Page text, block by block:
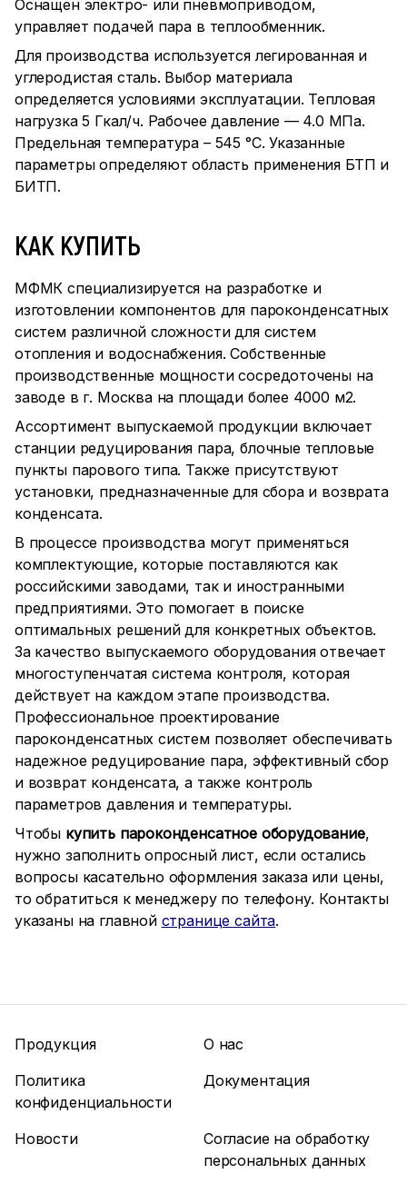
Оснащен электро- или пневмоприводом,
управляет подачей пара в теплообменник.
Для производства используется легированная и
углеродистая сталь. Выбор материала
определяется условиями эксплуатации. Тепловая
нагрузка 5 Гкал/ч. Рабочее давление — 4.0 МПа.
Предельная температура – 545 °С. Указанные
параметры определяют область применения БТП и
БИТП.
КАК КУПИТЬ
МФМК специализируется на разработке и
изготовлении компонентов для пароконденсатных
систем различной сложности для систем
отопления и водоснабжения. Собственные
производственные мощности сосредоточены на
заводе в г. Москва на площади более 4000 м2.
Ассортимент выпускаемой продукции включает
станции редуцирования пара, блочные тепловые
пункты парового типа. Также присутствуют
установки, предназначенные для сбора и возврата
конденсата.
В процессе производства могут применяться
комплектующие, которые поставляются как
российскими заводами, так и иностранными
предприятиями. Это помогает в поиске
оптимальных решений для конкретных объектов.
За качество выпускаемого оборудования отвечает
многоступенчатая система контроля, которая
действует на каждом этапе производства.
Профессиональное проектирование
пароконденсатных систем позволяет обеспечивать
надежное редуцирование пара, эффективный сбор
и возврат конденсата, а также контроль
параметров давления и температуры.
Чтобы купить пароконденсатное оборудование,
нужно заполнить опросный лист, если остались
вопросы касательно оформления заказа или цены,
то обратиться к менеджеру по телефону. Контакты
указаны на главной странице сайта.
Продукция
О нас
Политика
конфиденциальности
Документация
Новости
Согласие на обработку
персональных данных